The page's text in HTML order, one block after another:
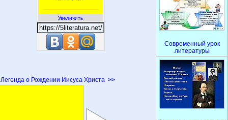
Увеличить
Легенда о Рождении Иисуса Христа >>
Современный урок
литературы